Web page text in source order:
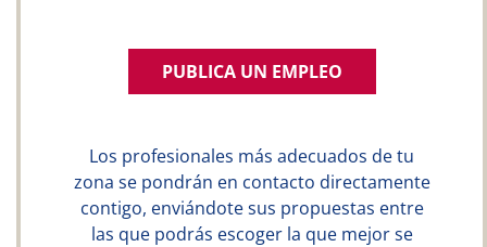
PUBLICA UN EMPLEO
Los profesionales más adecuados de tu
zona se pondrán en contacto directamente
contigo, enviándote sus propuestas entre
las que podrás escoger la que mejor se